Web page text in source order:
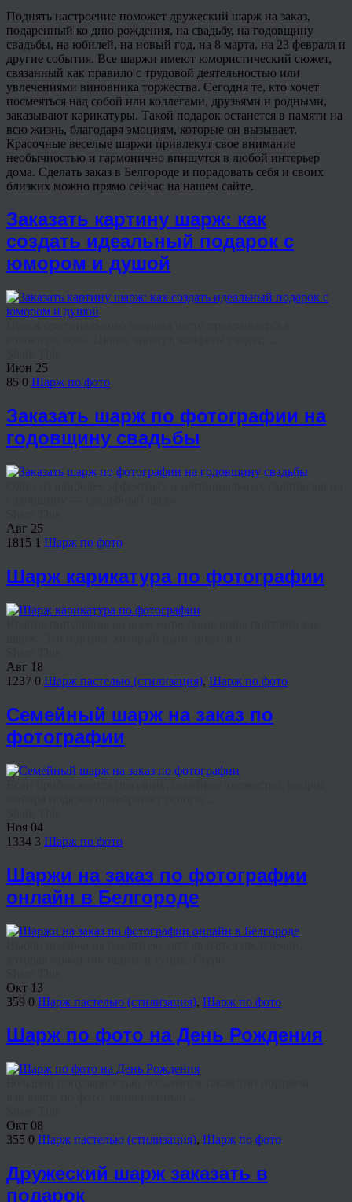
Поднять настроение поможет дружеский шарж на заказ,
подаренный ко дню рождения, на свадьбу, на годовщину
свадьбы, на юбилей, на новый год, на 8 марта, на 23 февраля и
другие события. Все шаржи имеют юмористический сюжет,
связанный как правило с трудовой деятельностью или
увлечениями виновника торжества. Сегодня те, кто хочет
посмеяться над собой или коллегами, друзьями и родными,
заказывают карикатуры. Такой подарок останется в памяти на
всю жизнь, благодаря эмоциям, которые он вызывает.
Красочные веселые шаржи привлекут свое внимание
необычностью и гармонично впишутся в любой интерьер
дома. Сделать заказ в Белгороде и порадовать себя и своих
близких можно прямо сейчас на нашем сайте.
Заказать картину шарж: как
создать идеальный подарок с
юмором и душой
Июн 25
85 0 Шарж по фото
Заказать шарж по фотографии на
годовщину свадьбы
Авг 25
1815 1 Шарж по фото
Шарж карикатура по фотографии
Авг 18
1237 0 Шарж пастелью (стилизация), Шарж по фото
Семейный шарж на заказ по
фотографии
Ноя 04
1334 3 Шарж по фото
Шаржи на заказ по фотографии
онлайн в Белгороде
Окт 13
359 0 Шарж пастелью (стилизация), Шарж по фото
Шарж по фото на День Рождения
Окт 08
355 0 Шарж пастелью (стилизация), Шарж по фото
Дружеский шарж заказать в
подарок